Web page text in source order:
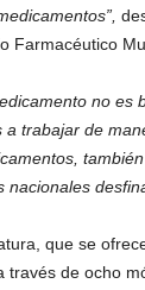
Farmacéutico
no es
a trabajar de
nacionales
que se
través de ocho